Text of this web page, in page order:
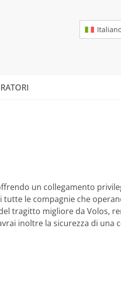
un collegamento
le compagnie che
tragitto migliore da Volos,
inoltre la sicurezza di una